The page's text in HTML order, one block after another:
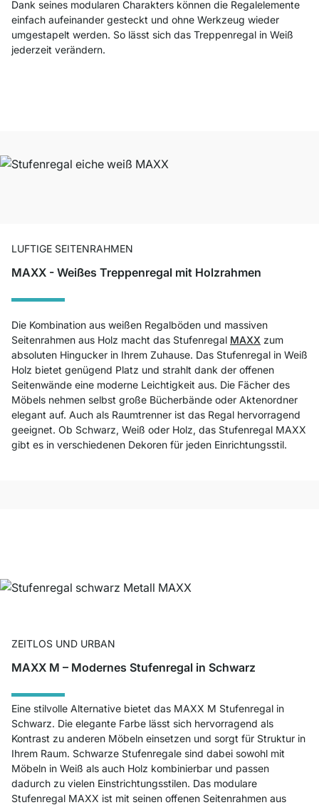
Dank seines modularen Charakters können die Regalelemente
einfach aufeinander gesteckt und ohne Werkzeug wieder
umgestapelt werden. So lässt sich das Treppenregal in Weiß
jederzeit verändern.
LUFTIGE SEITENRAHMEN
MAXX - Weißes Treppenregal mit Holzrahmen
Die Kombination aus weißen Regalböden und massiven
Seitenrahmen aus Holz macht das Stufenregal MAXX zum
absoluten Hingucker in Ihrem Zuhause. Das Stufenregal in Weiß
Holz bietet genügend Platz und strahlt dank der offenen
Seitenwände eine moderne Leichtigkeit aus. Die Fächer des
Möbels nehmen selbst große Bücherbände oder Aktenordner
elegant auf. Auch als Raumtrenner ist das Regal hervorragend
geeignet. Ob Schwarz, Weiß oder Holz, das Stufenregal MAXX
gibt es in verschiedenen Dekoren für jeden Einrichtungsstil.
ZEITLOS UND URBAN
MAXX M – Modernes Stufenregal in Schwarz
Eine stilvolle Alternative bietet das MAXX M Stufenregal in
Schwarz. Die elegante Farbe lässt sich hervorragend als
Kontrast zu anderen Möbeln einsetzen und sorgt für Struktur in
Ihrem Raum. Schwarze Stufenregale sind dabei sowohl mit
Möbeln in Weiß als auch Holz kombinierbar und passen
dadurch zu vielen Einstrichtungsstilen. Das modulare
Stufenregal MAXX ist mit seinen offenen Seitenrahmen aus